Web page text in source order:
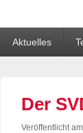
Aktuelles
Der
Veröffentlicht am